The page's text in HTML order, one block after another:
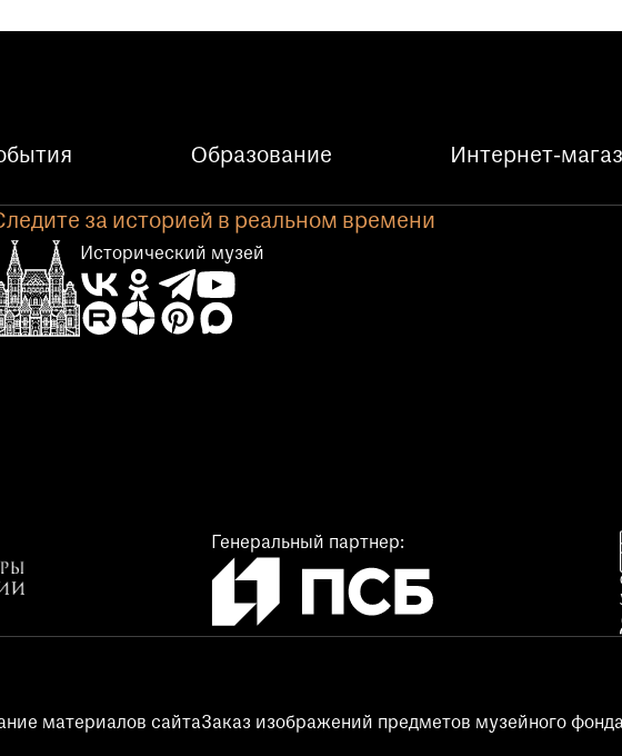
Образование Интернет-
за историей в реальном времени
Исторический музей
Генеральный партнер:
материалов сайтаЗаказ изображений предметов музейного